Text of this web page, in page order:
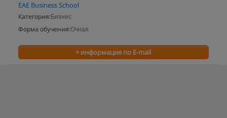
EAE Business School
Категория: Бизнес
Форма обучения:Очная
+ информация по E-mail